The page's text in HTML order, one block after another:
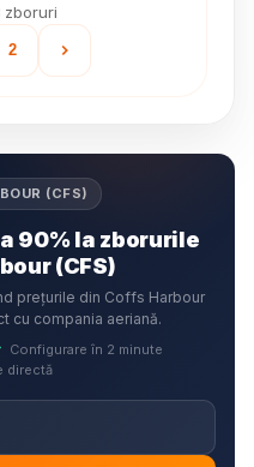
zboruri
2
(CFS)
90% la zborurile
(CFS)
prețurile din Coffs Harbour
cu compania aeriană.
Configurare în 2 minute
directă